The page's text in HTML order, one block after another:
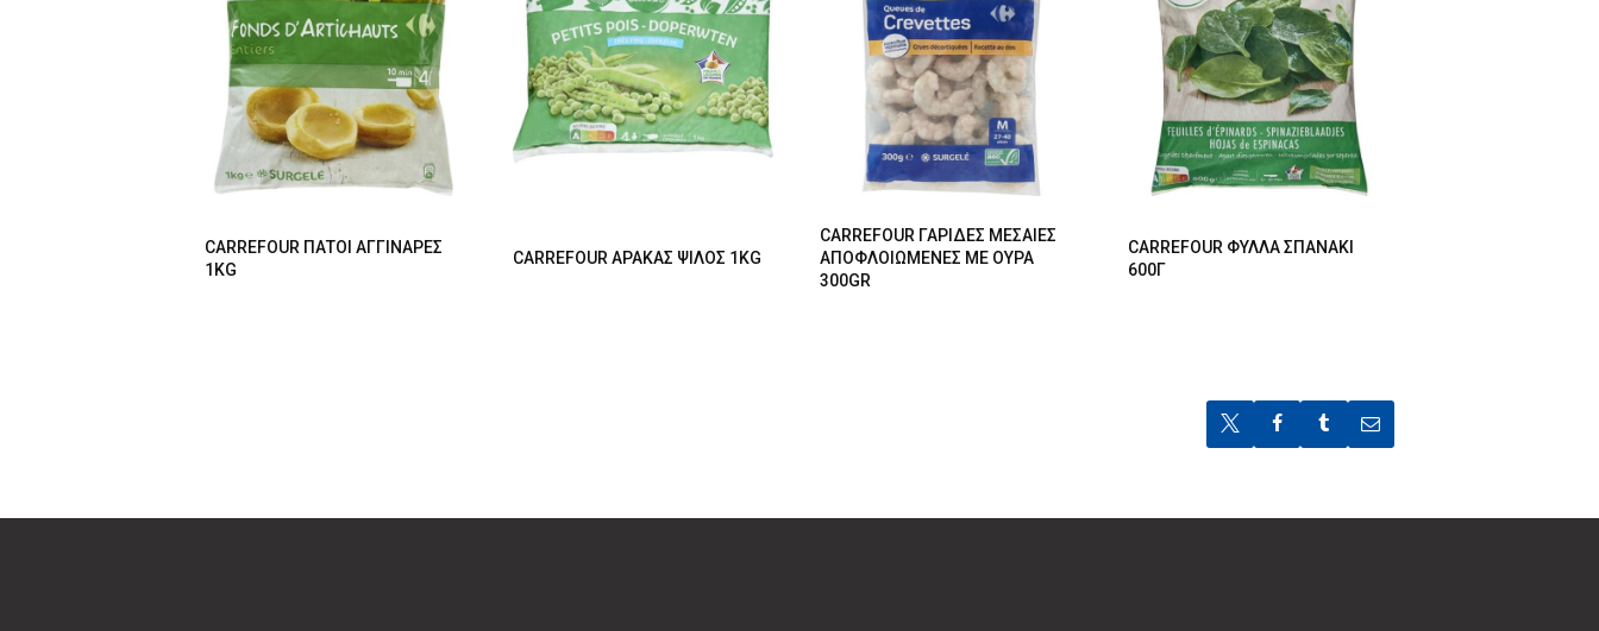
CARREFOUR ΠΑΤΟΙ ΑΓΓΙΝΑΡΕΣ
1KG
CARREFOUR ΑΡΑΚΑΣ ΨΙΛΟΣ 1KG
CARREFOUR ΓΑΡΙΔΕΣ ΜΕΣΑΙΕΣ
ΑΠΟΦΛΟΙΩΜΕΝΕΣ ΜΕ ΟΥΡΑ
300GR
CARREFOUR ΦΥΛΛΑ ΣΠΑΝΑΚΙ
600Γ